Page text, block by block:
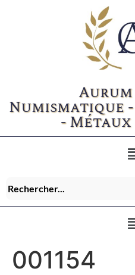
Aurum
Numismatique
-
001154